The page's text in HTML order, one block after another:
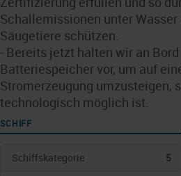
Schallemissionen unter
Säugetiere schützen.
- Bereits jetzt halten wir an
Batteriespeicher vor, um auf
Stromerzeugung umzusteigen,
technologisch möglich ist.
SCHIFF
Schiffskategorie
5